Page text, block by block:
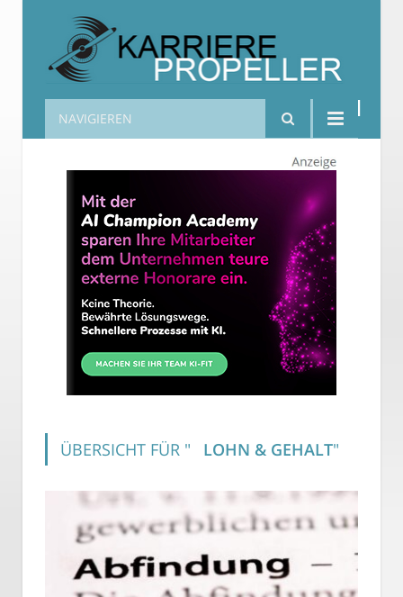
Karrierepropeller
NAVIGIEREN
ÜBERSICHT FÜR " LOHN & GEHALT"